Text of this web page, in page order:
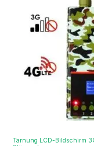
Tarnung LCD-Bildschirm